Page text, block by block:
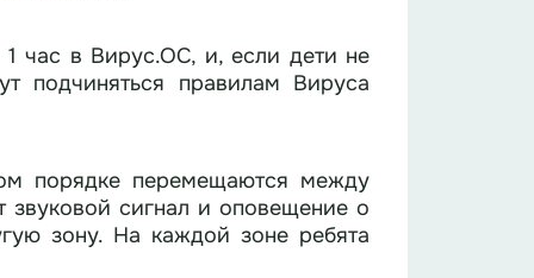
час в Вирус.ОС, и, если дети не
подчиняться правилам Вируса
порядке перемещаются между
звуковой сигнал и оповещение о
зону. На каждой зоне ребята